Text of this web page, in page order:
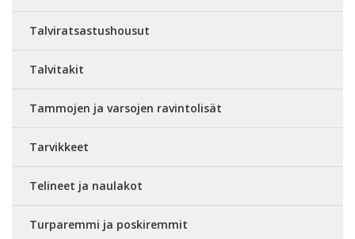
Talviratsastushousut
Talvitakit
Tammojen ja varsojen ravintolisät
Tarvikkeet
Telineet ja naulakot
Turparemmi ja poskiremmit